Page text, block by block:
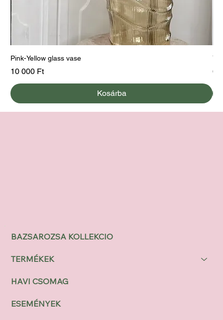
Pink-Yellow glass vase
Ár
10 000 Ft
Kosárba
Ár
BAZSAROZSA KOLLEKCIO
TERMÉKEK
HAVI CSOMAG
ESEMÉNYEK